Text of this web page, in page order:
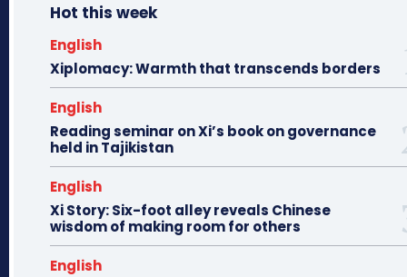
Hot this week
English
Xiplomacy: Warmth that transcends borders
English
Reading seminar on Xi’s book on governance
held in Tajikistan
English
Xi Story: Six-foot alley reveals Chinese
wisdom of making room for others
English